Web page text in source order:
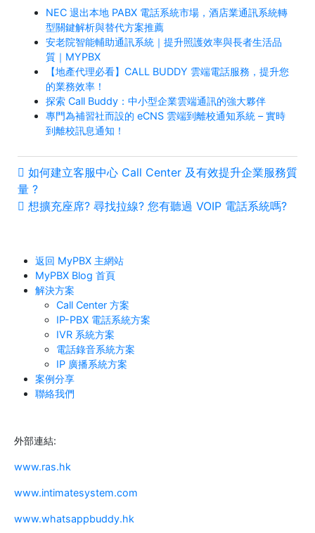
NEC 退出本地 PABX 電話系統市場，酒店業通訊系統轉
型關鍵解析與替代方案推薦
安老院智能輔助通訊系統｜提升照護效率與長者生活品
質｜MYPBX
【地產代理必看】CALL BUDDY 雲端電話服務，提升您
的業務效率！
探索 Call Buddy：中小型企業雲端通訊的強大夥伴
專門為補習社而設的 eCNS 雲端到離校通知系統 – 實時
到離校訊息通知！
如何建立客服中心 Call Center 及有效提升企業服務質
量 ?
想擴充座席? 尋找拉線? 您有聽過 VOIP 電話系統嗎?
返回 MyPBX 主網站
MyPBX Blog 首頁
解決方案
Call Center 方案
IP-PBX 電話系統方案
IVR 系統方案
電話錄音系統方案
IP 廣播系統方案
案例分享
聯絡我們
外部連結:
www.ras.hk
www.intimatesystem.com
www.whatsappbuddy.hk